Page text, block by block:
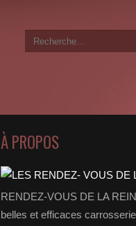
À PROPOS
RENDEZ-VOUS DE LA
belles et efficaces